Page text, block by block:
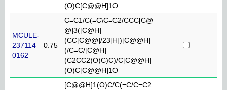
(O)C[C@@H]1O
MCULE-
237114
0162
0.75
C=C1/C(=C\C=C2/CCC[C@
@]3([C@H]
(CC[C@@]/23[H])[C@@H]
(/C=C/[C@H]
(C2CC2)O)C)C)/C[C@@H]
(O)C[C@@H]1O
[C@@H]1(O)C/C(=C/C=C2